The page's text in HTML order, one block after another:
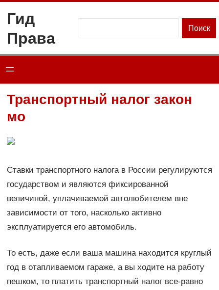
содержимому
Гид
Права
Поиск
Транспортный налог закон
мо
Ставки транспортного налога в России регулируются
государством и являются фиксированной
величиной, уплачиваемой автолюбителем вне
зависимости от того, насколько активно
эксплуатируется его автомобиль.
То есть, даже если ваша машина находится круглый
год в отапливаемом гараже, а вы ходите на работу
пешком, то платить транспортный налог все-равно